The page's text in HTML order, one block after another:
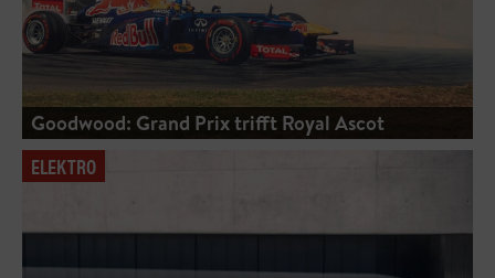
Goodwood: Grand Prix trifft Royal Ascot
ELEKTRO